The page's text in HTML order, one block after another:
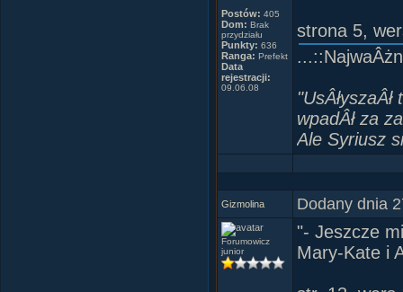
Postów: 405
Dom: Brak
przydziału
Punkty: 636
Ranga: Prefekt
Data
rejestracji:
09.06.08
strona 5,
wpadÂł za
Ale Syriusz
Gizmolina Dodany dnia
Forumowicz
junior
"- Jeszcze
Mary-Kate i